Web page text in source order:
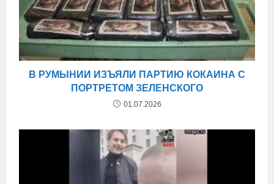
В РУМЫНИИ ИЗЪЯЛИ ПАРТИЮ КОКАИНА С
ПОРТРЕТОМ ЗЕЛЕНСКОГО
01.07.2026